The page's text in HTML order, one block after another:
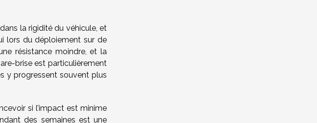
la rigidité du véhicule, et
lors du déploiement sur de
résistance moindre, et la
brise est particulièrement
y progressent souvent plus
si l’impact est minime
des semaines est une